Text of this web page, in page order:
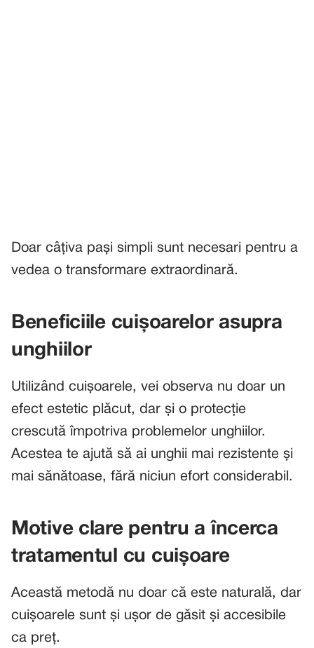
Doar câțiva pași simpli sunt necesari pentru a
vedea o transformare extraordinară.
Beneficiile cuișoarelor asupra
unghiilor
Utilizând cuișoarele, vei observa nu doar un
efect estetic plăcut, dar și o protecție
crescută împotriva problemelor unghiilor.
Acestea te ajută să ai unghii mai rezistente și
mai sănătoase, fără niciun efort considerabil.
Motive clare pentru a încerca
tratamentul cu cuișoare
Această metodă nu doar că este naturală, dar
cuișoarele sunt și ușor de găsit și accesibile
ca preț.